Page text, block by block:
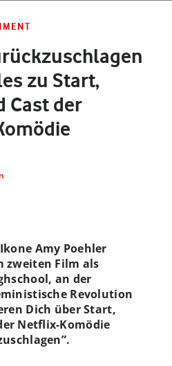
zu Start,
Cast der
Amy Poehler
zweiten Film als
an der
Revolution
Dich über Start,
Netflix-Komödie